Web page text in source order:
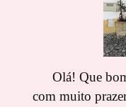
Olá! Que
com muito